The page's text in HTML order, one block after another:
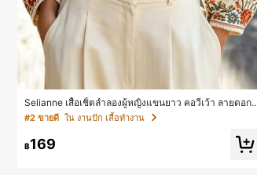
Selianne เสื้อเชิ้ตลำลองผู้หญิงแขนยาว คอวีเว้า ลายดอกไ
ม้
#2 ขายดี ใน งานปัก เสื้อทำงาน
฿169